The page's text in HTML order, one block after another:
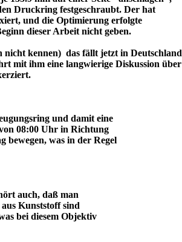
Druckring festgeschraubt. Der hat
und die Optimierung erfolgte
dieser Arbeit nicht geben.
kennen) das fällt jetzt in Deutschland
mit ihm eine langwierige Diskussion über
und damit eine
08:00 Uhr in Richtung
bewegen, was in der Regel
auch, daß man
Kunststoff sind
bei diesem Objektiv